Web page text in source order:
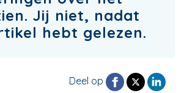
Jij niet, nadat
hebt gelezen.
Deel op